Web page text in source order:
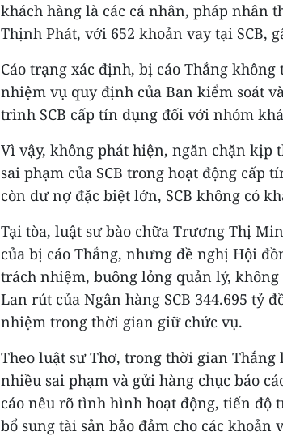
khách hàng là các cá nhân, pháp nhân
Thịnh Phát, với 652 khoản vay tại SCB,
Cáo trạng xác định, bị cáo Thắng
nhiệm vụ quy định của Ban kiểm soát
trình SCB cấp tín dụng đối với nhóm
Vì vậy, không phát hiện, ngăn chặn kịp
sai phạm của SCB trong hoạt động cấp
còn dư nợ đặc biệt lớn, SCB không có
Tại tòa, luật sư bào chữa Trương Thị
của bị cáo Thắng, nhưng đề nghị Hội
trách nhiệm, buông lỏng quản lý,
Lan rút của Ngân hàng SCB 344.695 tỷ
nhiệm trong thời gian giữ chức vụ.
Theo luật sư Thơ, trong thời gian
nhiều sai phạm và gửi hàng chục báo
cáo nêu rõ tình hình hoạt động, tiến độ
bổ sung tài sản bảo đảm cho các khoản